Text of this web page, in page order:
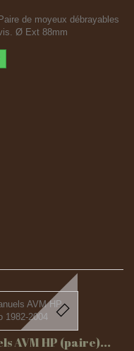
de moyeux débrayables
Ø Ext 88mm
AVM HP (paire)...